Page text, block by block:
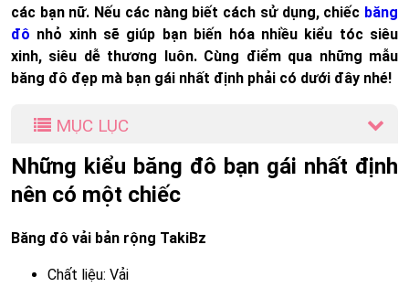
các bạn nữ. Nếu các nàng biết cách sử dụng, chiếc băng
đô nhỏ xinh sẽ giúp bạn biến hóa nhiều kiểu tóc siêu
xinh, siêu dễ thương luôn. Cùng điểm qua những mẫu
băng đô đẹp mà bạn gái nhất định phải có dưới đây nhé!
MỤC LỤC
Những kiểu băng đô bạn gái nhất định
nên có một chiếc
Băng đô vải bản rộng TakiBz
Chất liệu: Vải